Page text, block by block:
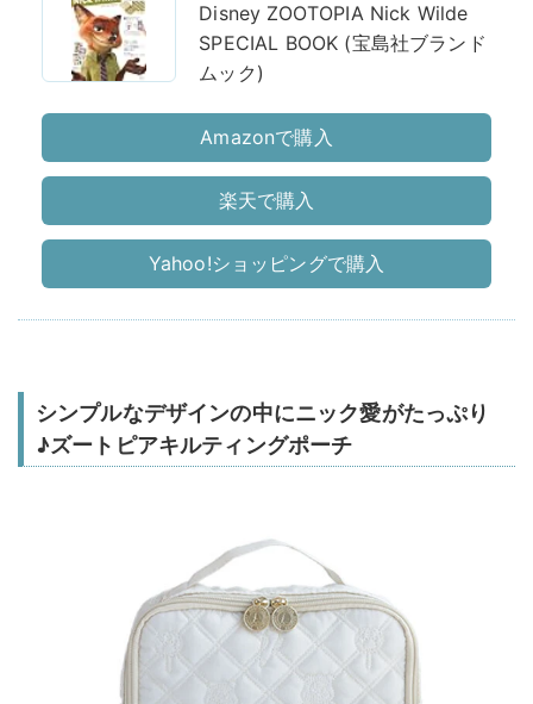
Disney ZOOTOPIA Nick Wilde
SPECIAL BOOK (宝島社ブランド
ムック)
Amazonで購入
楽天で購入
Yahoo!ショッピングで購入
シンプルなデザインの中にニック愛がたっぷり
♪ズートピアキルティングポーチ